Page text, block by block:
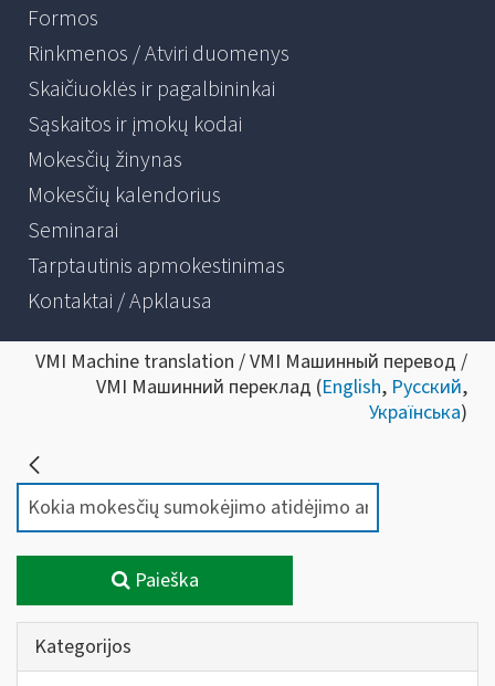
Formos
Rinkmenos / Atviri duomenys
Skaičiuoklės ir pagalbininkai
Sąskaitos ir įmokų kodai
Mokesčių žinynas
Mokesčių kalendorius
Seminarai
Tarptautinis apmokestinimas
Kontaktai / Apklausa
VMI Machine translation / VMI Машинный перевод /
VMI Машинний переклад (English, Русский,
Українська)
Paieška
Kategorijos